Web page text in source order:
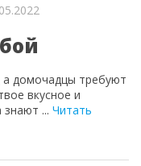
а домочадцы требуют
вкусное и
знают ... Читать